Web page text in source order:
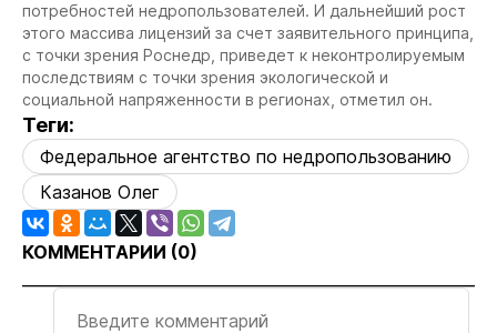
потребностей недропользователей. И дальнейший рост
этого массива лицензий за счет заявительного принципа,
с точки зрения Роснедр, приведет к неконтролируемым
последствиям с точки зрения экологической и
социальной напряженности в регионах, отметил он.
Теги:
Федеральное агентство по недропользованию
Казанов Олег
КОММЕНТАРИИ (0)